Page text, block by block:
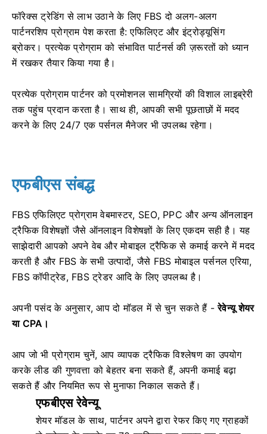
फॉरेक्स ट्रेडिंग से लाभ उठाने के लिए FBS दो अलग-अलग
पार्टनरशिप प्रोग्राम पेश करता है: एफिलिएट और इंट्रोड्यूसिंग
ब्रोकर। प्रत्येक प्रोग्राम को संभावित पार्टनर्स की ज़रूरतों को ध्यान
में रखकर तैयार किया गया है।
प्रत्येक प्रोग्राम पार्टनर को प्रमोशनल सामग्रियों की विशाल लाइब्रेरी
तक पहुंच प्रदान करता है। साथ ही, आपकी सभी पूछताछों में मदद
करने के लिए 24/7 एक पर्सनल मैनेजर भी उपलब्ध रहेगा।
एफबीएस संबद्ध
FBS एफिलिएट प्रोग्राम वेबमास्टर, SEO, PPC और अन्य ऑनलाइन
ट्रैफिक विशेषज्ञों जैसे ऑनलाइन विशेषज्ञों के लिए एकदम सही है। यह
साझेदारी आपको अपने वेब और मोबाइल ट्रैफिक से कमाई करने में मदद
करती है और FBS के सभी उत्पादों, जैसे FBS मोबाइल पर्सनल एरिया,
FBS कॉपीट्रेड, FBS ट्रेडर आदि के लिए उपलब्ध है।
अपनी पसंद के अनुसार, आप दो मॉडल में से चुन सकते हैं -रेवेन्यू शेयर
या CPA।
आप जो भी प्रोग्राम चुनें, आप व्यापक ट्रैफिक विश्लेषण का उपयोग
करके लीड की गुणवत्ता को बेहतर बना सकते हैं, अपनी कमाई बढ़ा
सकते हैं और नियमित रूप से मुनाफा निकाल सकते हैं।
एफबीएस रेवेन्यू
शेयर मॉडल के साथ, पार्टनर अपने द्वारा रेफर किए गए ग्राहकों